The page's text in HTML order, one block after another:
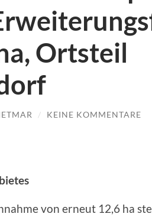
Ortsteil
/ KEINE KOMMENTARE
von erneut 12,6 ha